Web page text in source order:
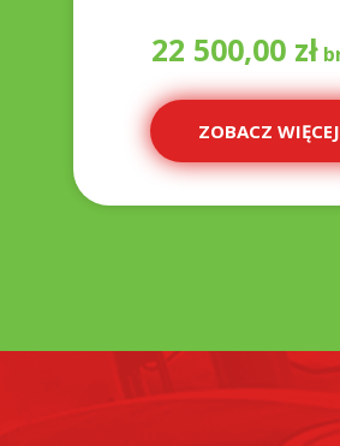
22 500,00 zł
ZOBACZ WIĘCEJ